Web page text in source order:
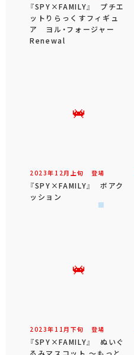
『SPY×FAMILY』 プチエ
ットりらっくすフィギュ
ア ヨル・フォージャー
Renewal
2023年 12 月 上旬 登場
『SPY×FAMILY』 ボアク
ッション
2023年 11 月 下旬 登場
『SPY×FAMILY』 ぬいぐ